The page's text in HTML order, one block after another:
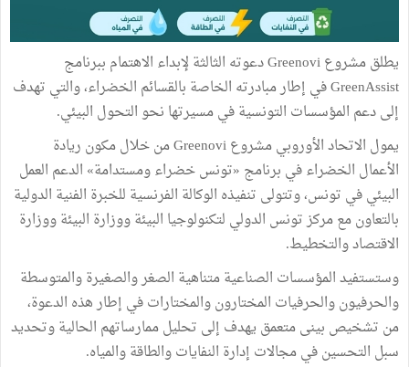
يطلق مشروع Greenovi دعوته الثالثة لإبداء الاهتمام ببرنامج
GreenAssist في إطار مبادرته الخاصة بالقسائم الخضراء، والتي تهدف
إلى دعم المؤسسات التونسية في مسيرتها نحو التحول البيئي.
يمول الاتحاد الأوروبي مشروع Greenovi من خلال مكون ريادة
الأعمال الخضراء في برنامج «تونس خضراء ومستدامة» الدعم العمل
البيئي في تونس، وتتولى تنفيذه الوكالة الفرنسية للخبرة الفنية الدولية
بالتعاون مع مركز تونس الدولي لتكنولوجيا البيئة ووزارة البيئة ووزارة
الاقتصاد والتخطيط.
وستستفيد المؤسسات الصناعية متناهية الصغر والصغيرة والمتوسطة
والحرفيون والحرفيات المختارون والمختارات في إطار هذه الدعوة،
من تشخيص بينى متعمق يهدف إلى تحليل ممارساتهم الحالية وتحديد
سبل التحسين في مجالات إدارة النفايات والطاقة والمياه.